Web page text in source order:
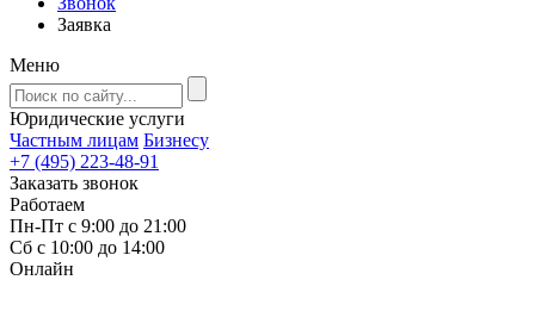
Заявка
Меню
Юридические услуги
Частным лицам Бизнесу
+7 (495) 223-48-91
Заказать звонок
Работаем
Пн-Пт с 9:00 до 21:00
Сб с 10:00 до 14:00
Онлайн